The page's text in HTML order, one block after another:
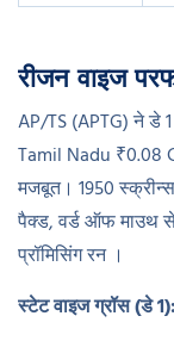
रीजन वाइज
AP/TS (APTG) ने डे
Tamil Nadu ₹0.08
मजबूत। 1950
पैक्ड, वर्ड ऑफ माउथ
प्रॉमिसिंग रन ।​
स्टेट वाइज ग्रॉस (डे 1):